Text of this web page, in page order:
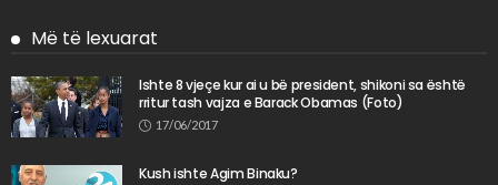
Më të lexuarat
Ishte 8 vjeçe kur ai u bë president, shikoni sa është
rritur tash vajza e Barack Obamas (Foto)
17/06/2017
Kush ishte Agim Binaku?